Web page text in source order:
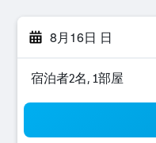
8月16日 日
宿泊者2名, 1​部屋